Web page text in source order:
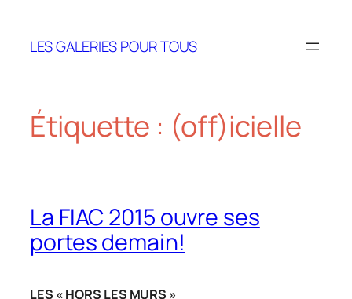
contenu
LES GALERIES POUR TOUS
Étiquette : (off)icielle
La FIAC 2015 ouvre ses
portes demain!
LES « HORS LES MURS »